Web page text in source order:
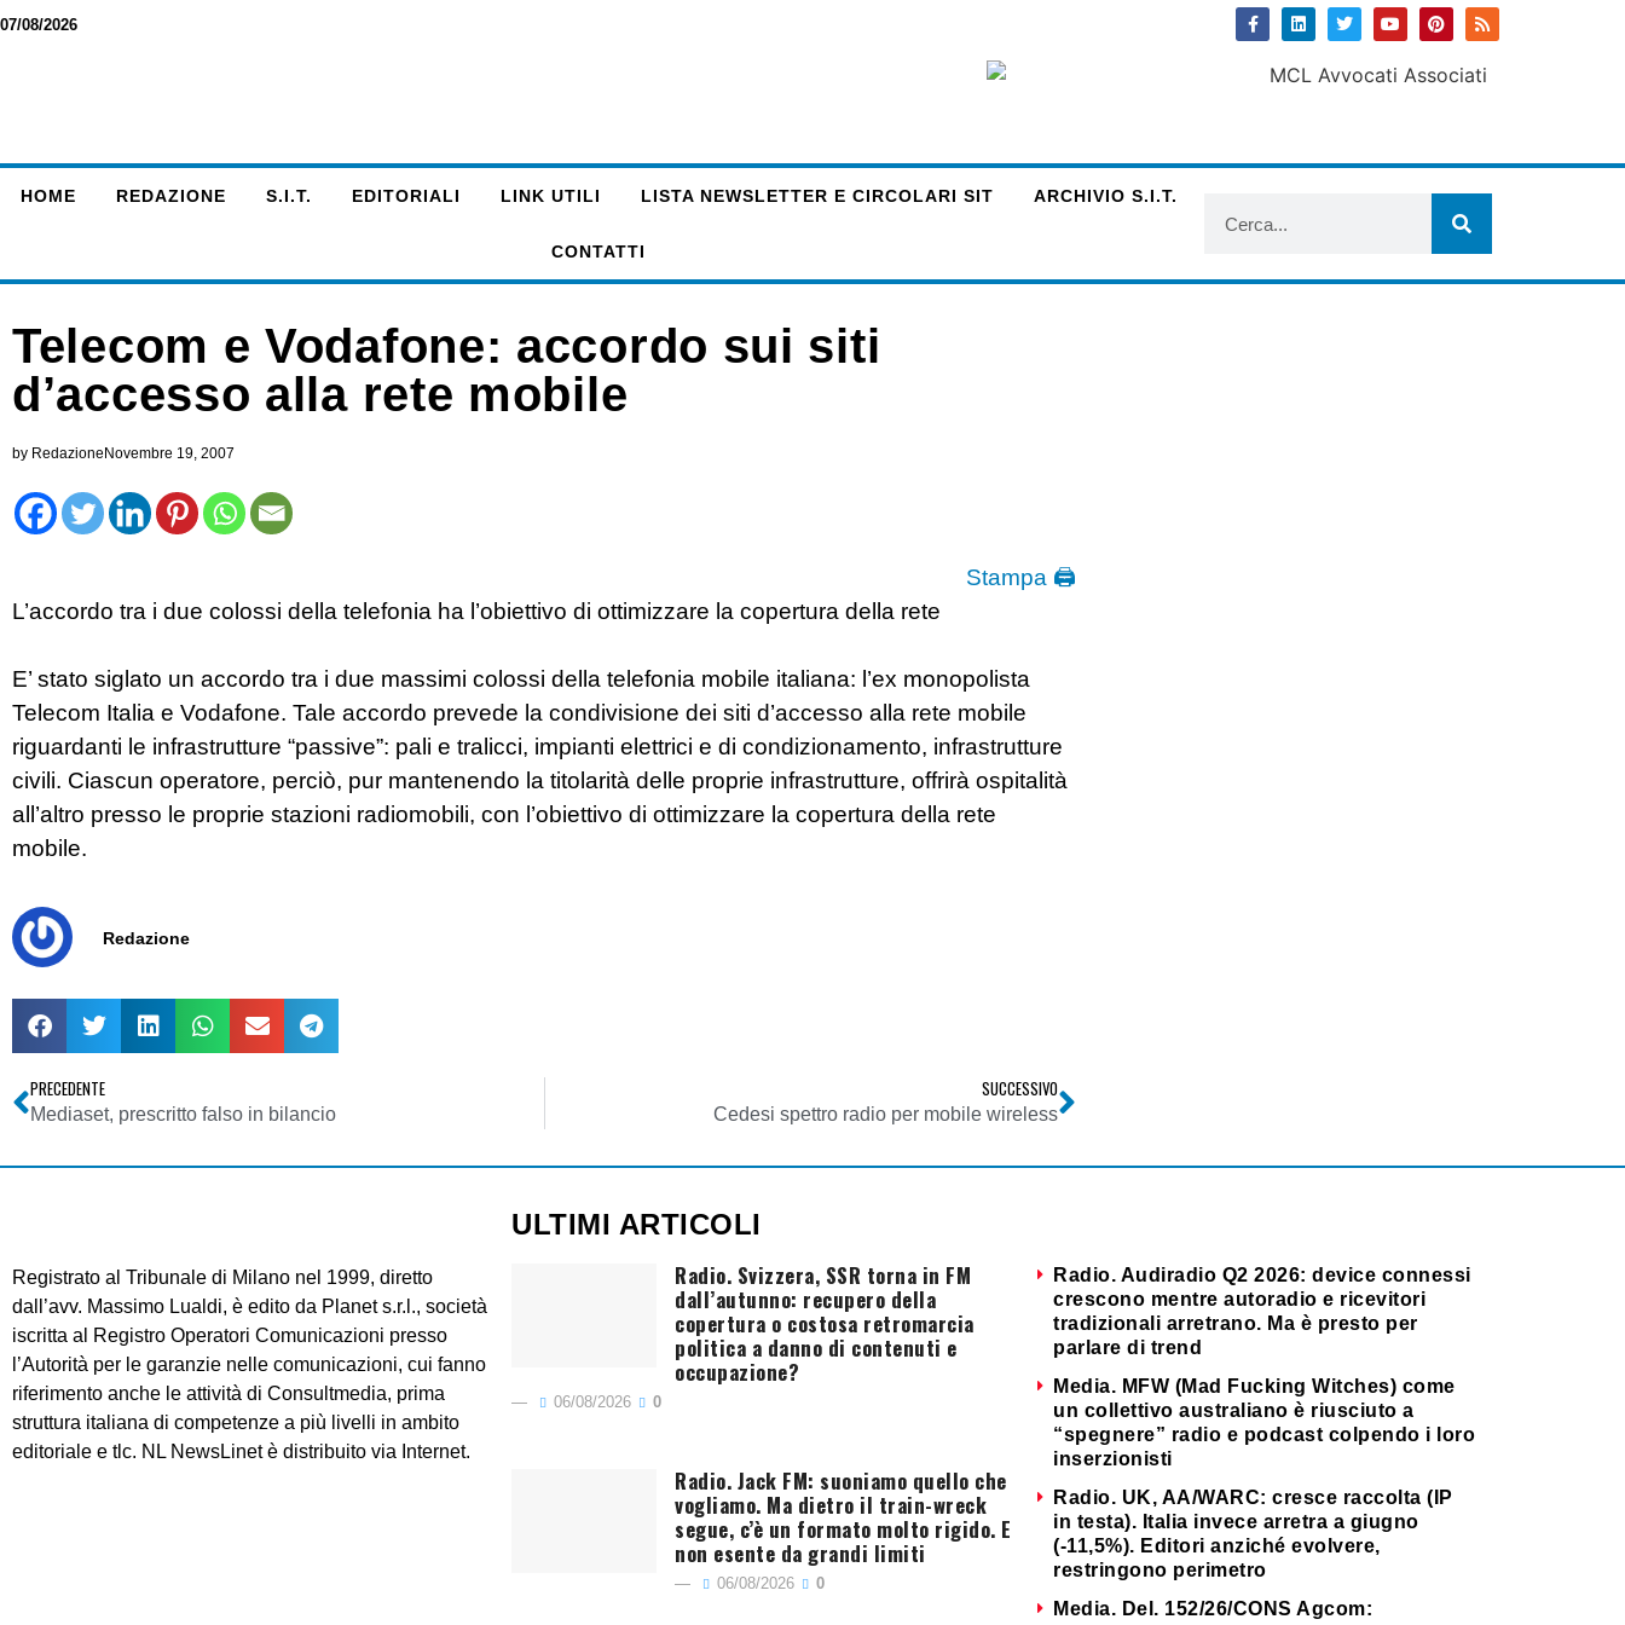
07/08/2026
HOME REDAZIONE S.I.T. EDITORIALI LINK UTILI LISTA NEWSLETTER E CIRCOLARI SIT ARCHIVIO S.I.T.
CONTATTI
Telecom e Vodafone: accordo sui siti
d’accesso alla rete mobile
by Redazione Novembre 19, 2007
Stampa 🖨
L’accordo tra i due colossi della telefonia ha l’obiettivo di ottimizzare la copertura della rete
E’ stato siglato un accordo tra i due massimi colossi della telefonia mobile italiana: l’ex monopolista
Telecom Italia e Vodafone. Tale accordo prevede la condivisione dei siti d’accesso alla rete mobile
riguardanti le infrastrutture “passive”: pali e tralicci, impianti elettrici e di condizionamento, infrastrutture
civili. Ciascun operatore, perciò, pur mantenendo la titolarità delle proprie infrastrutture, offrirà ospitalità
all’altro presso le proprie stazioni radiomobili, con l’obiettivo di ottimizzare la copertura della rete
mobile.
Redazione
PRECEDENTE
Mediaset, prescritto falso in bilancio
SUCCESSIVO
Cedesi spettro radio per mobile wireless
Registrato al Tribunale di Milano nel 1999, diretto
dall’avv. Massimo Lualdi, è edito da Planet s.r.l., società
iscritta al Registro Operatori Comunicazioni presso
l’Autorità per le garanzie nelle comunicazioni, cui fanno
riferimento anche le attività di Consultmedia, prima
struttura italiana di competenze a più livelli in ambito
editoriale e tlc. NL NewsLinet è distribuito via Internet.
ULTIMI ARTICOLI
Radio. Svizzera, SSR torna in FM
dall’autunno: recupero della
copertura o costosa retromarcia
politica a danno di contenuti e
occupazione?
06/08/2026 0
Radio. Jack FM: suoniamo quello che
vogliamo. Ma dietro il train-wreck
segue, c’è un formato molto rigido. E
non esente da grandi limiti
06/08/2026 0
Radio. Audiradio Q2 2026: device connessi
crescono mentre autoradio e ricevitori
tradizionali arretrano. Ma è presto per
parlare di trend
Media. MFW (Mad Fucking Witches) come
un collettivo australiano è riusciuto a
“spegnere” radio e podcast colpendo i loro
inserzionisti
Radio. UK, AA/WARC: cresce raccolta (IP
in testa). Italia invece arretra a giugno
(-11,5%). Editori anziché evolvere,
restringono perimetro
Media. Del. 152/26/CONS Agcom: